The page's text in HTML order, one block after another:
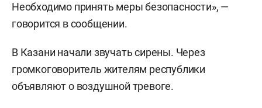
Необходимо принять меры безопасности», —
говорится в сообщении.
В Казани начали звучать сирены. Через
громкоговоритель жителям республики
объявляют о воздушной тревоге.